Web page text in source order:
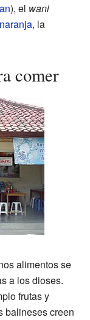
), el wani
naranja, la
comer
alimentos se
a los dioses.
frutas y
balineses creen